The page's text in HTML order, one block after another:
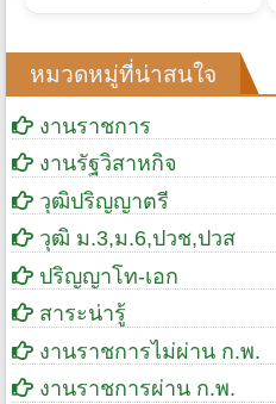
หมวดหมู่ที่น่าสนใจ
งานราชการ
งานรัฐวิสาหกิจ
วุฒิปริญญาตรี
วุฒิ ม.3,ม.6,ปวช,ปวส
ปริญญาโท-เอก
สาระน่ารู้
งานราชการไม่ผ่าน ก.พ.
งานราชการผ่าน ก.พ.